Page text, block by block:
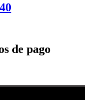
de pago